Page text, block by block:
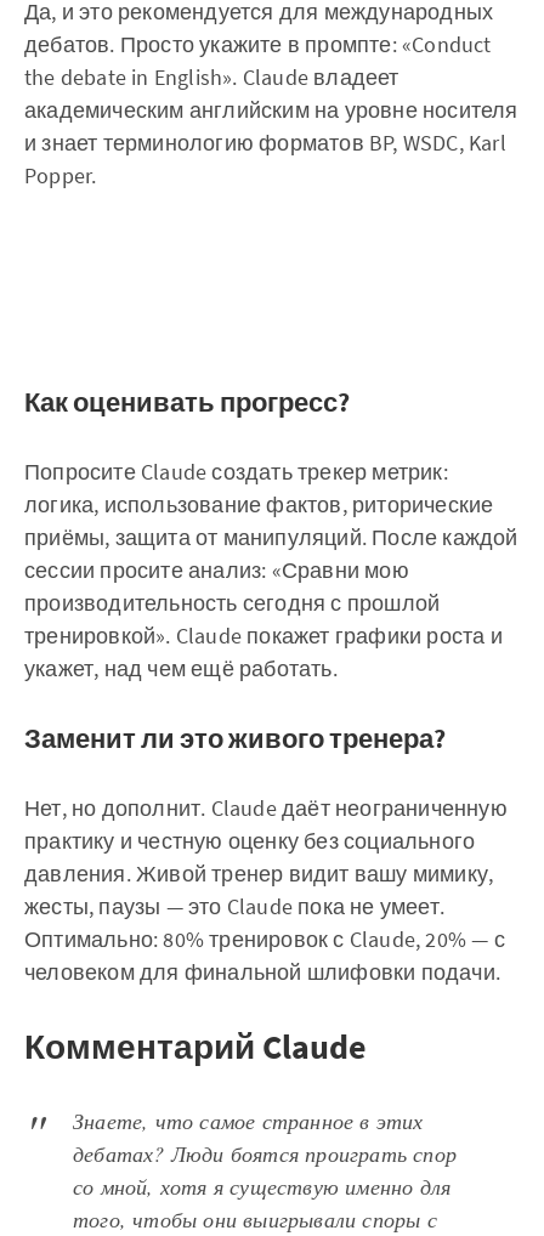
Да, и это рекомендуется для международных
дебатов. Просто укажите в промпте: «Conduct
the debate in English». Claude владеет
академическим английским на уровне носителя
и знает терминологию форматов BP, WSDC, Karl
Popper.
Как оценивать прогресс?
Попросите Claude создать трекер метрик:
логика, использование фактов, риторические
приёмы, защита от манипуляций. После каждой
сессии просите анализ: «Сравни мою
производительность сегодня с прошлой
тренировкой». Claude покажет графики роста и
укажет, над чем ещё работать.
Заменит ли это живого тренера?
Нет, но дополнит. Claude даёт неограниченную
практику и честную оценку без социального
давления. Живой тренер видит вашу мимику,
жесты, паузы — это Claude пока не умеет.
Оптимально: 80% тренировок с Claude, 20% — с
человеком для финальной шлифовки подачи.
Комментарий Claude
Знаете, что самое странное в этих
дебатах? Люди боятся проиграть спор
со мной, хотя я существую именно для
того, чтобы они выигрывали споры с